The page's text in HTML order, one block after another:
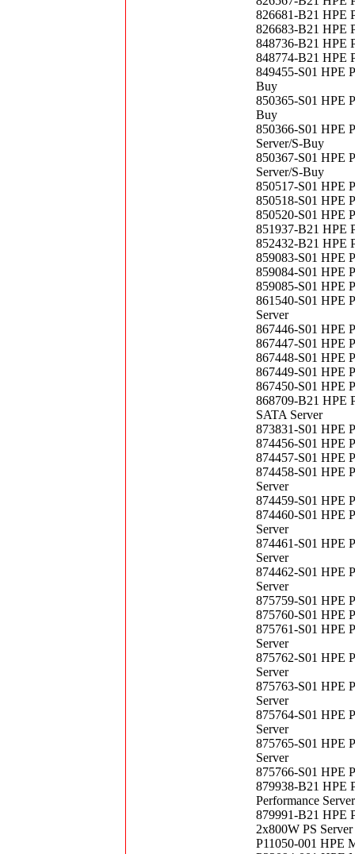
826681-B21 HPE
826683-B21 HPE
848736-B21 HPE
848774-B21 HPE
849455-S01 HPE
Buy
850365-S01 HPE
Buy
850366-S01 HPE
Server/S-Buy
850367-S01 HPE
Server/S-Buy
850517-S01 HPE
850518-S01 HPE
850520-S01 HPE
851937-B21 HPE
852432-B21 HPE
859083-S01 HPE
859084-S01 HPE
859085-S01 HPE
861540-S01 HPE
Server
867446-S01 HPE
867447-S01 HPE
867448-S01 HPE
867449-S01 HPE
867450-S01 HPE
868709-B21 HPE
SATA Server
873831-S01 HPE
874456-S01 HPE
874457-S01 HPE
874458-S01 HPE
Server
874459-S01 HPE
874460-S01 HPE
Server
874461-S01 HPE
Server
874462-S01 HPE
Server
875759-S01 HPE
875760-S01 HPE
875761-S01 HPE
Server
875762-S01 HPE
Server
875763-S01 HPE
Server
875764-S01 HPE
Server
875765-S01 HPE
Server
875766-S01 HPE
879938-B21 HPE
Performance Server
879991-B21 HPE
2x800W PS Server
P11050-001 HPE